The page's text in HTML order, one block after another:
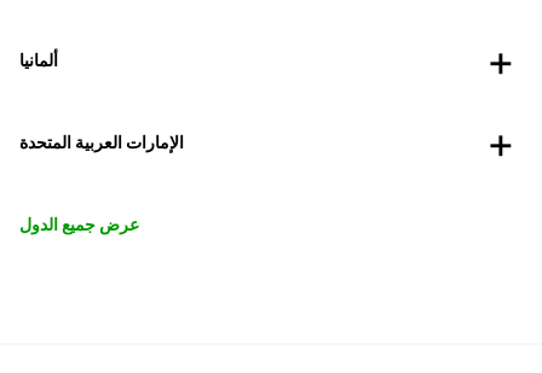
ألمانيا
الإمارات العربية المتحدة
عرض جميع الدول